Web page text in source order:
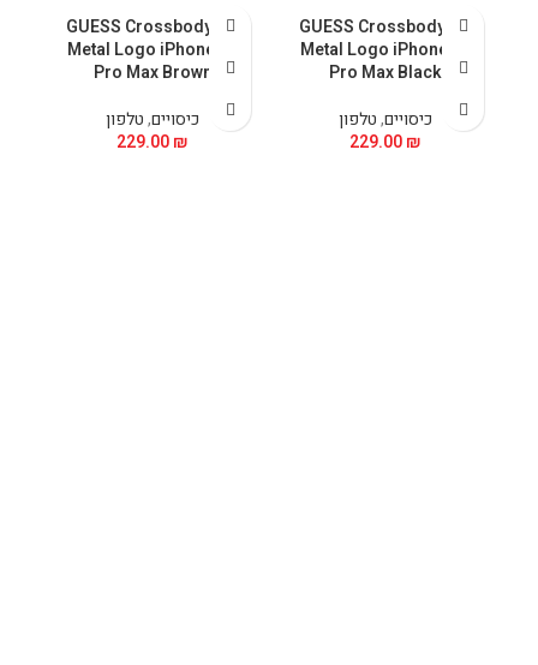
GUESS Crossbody PU
Metal Logo iPhone 15
Pro Max Black
כיסויים,טלפון
229.00₪
GUESS Crossbody PU
Metal Logo iPhone 15
Pro Max Brown
כיסויים,טלפון
229.00₪